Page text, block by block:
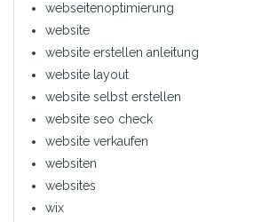
webseitenoptimierung
website
website erstellen anleitung
website layout
website selbst erstellen
website seo check
website verkaufen
websiten
websites
wix